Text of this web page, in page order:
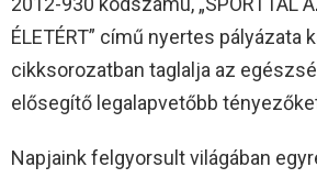
ÉLETÉRT” című nyertes pályázata
cikksorozatban taglalja az
elősegítő legalapvetőbb
Napjaink felgyorsult világában